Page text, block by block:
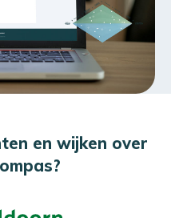
en wijken over